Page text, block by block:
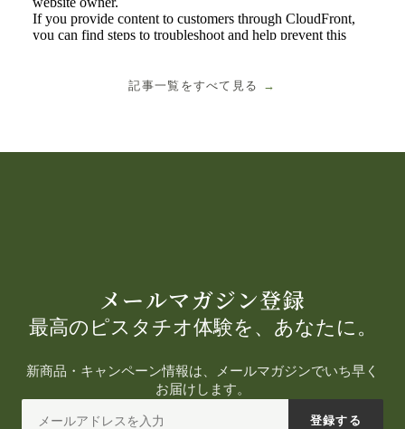
記事一覧をすべて見る →
メールマガジン登録
最高のピスタチオ体験を、あなたに。
新商品・キャンペーン情報は、メールマガジンでいち早く
お届けします。
登録する